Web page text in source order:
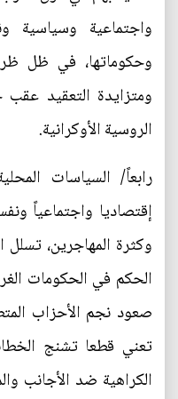
واجتماعية وسياسية
وحكوماتها، في ظل
ومتزايدة التعقيد
الروسية الأوكرانية.
رابعاً/ السياسات
إقتصاديا واجتماعياً
وكثرة المهاجرين،
الحكم في الحكومات
صعود نجم الأحزاب
تعني قطعا تشنج
الكراهية ضد الأجانب